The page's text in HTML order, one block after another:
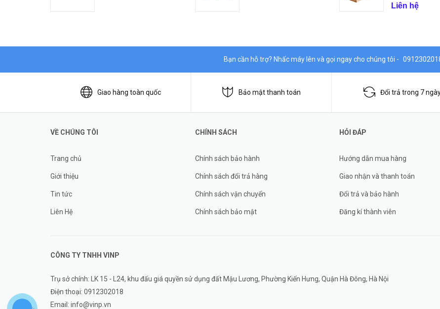
Liên hệ
Bạn cần hỗ trợ? Nhấc máy lên và gọi ngay cho chúng tôi -
Giao hàng toàn quốc Bảo mật thanh toán Đổi trả trong 7
VỀ CHÚNG TÔI
Trang chủ
Giới thiệu
Tin tức
Liên Hệ
CHÍNH SÁCH
Chính sách bảo hành
Chính sách đổi trả hàng
Chính sách vận chuyển
Chính sách bảo mật
HỎI ĐÁP
Hướng dẫn mua hàng
Giao nhận và thanh toán
Đổi trả và bảo hành
Đăng kí thành viên
CÔNG TY TNHH VINP
Trụ sở chính: LK 15 - L24, khu đấu giá quyền sử dụng đất Mậu Lương, Phường Kiến Hưng, Quận Hà Đông, Hà Nội
Điện thoại: 0912302018
Email: info@vinp.vn